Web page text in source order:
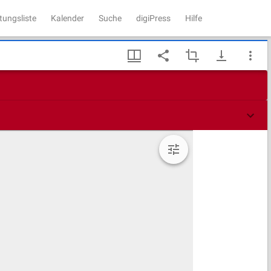
Kalender Suche digiPress Hilfe